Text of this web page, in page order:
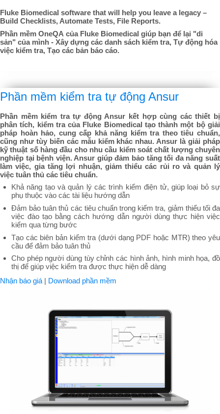
Fluke Biomedical software that will help you leave a legacy –
Build Checklists, Automate Tests, File Reports.
Phần mềm OneQA của Fluke Biomedical giúp bạn để lại "di
sản" của mình - Xây dựng các danh sách kiểm tra, Tự động hóa
việc kiểm tra, Tạo các bản báo cáo.
Phần mềm kiểm tra tự động Ansur
Phần mềm kiểm tra tự động Ansur kết hợp cùng các thiết bị
phân tích, kiểm tra của Fluke Biomedical tạo thành một bộ giải
pháp hoàn hảo, cung cấp khả năng kiểm tra theo tiêu chuẩn,
cũng như tùy biến các mẫu kiểm khác nhau. Ansur là giải pháp
kỹ thuật số hàng đầu cho nhu cầu kiểm soát chất lượng chuyên
nghiệp tại bệnh viện. Ansur giúp đảm bảo tăng tối đa năng suất
làm việc, gia tăng lợi nhuận, giảm thiểu các rủi ro và quản lý
việc tuân thủ các tiêu chuẩn.
Khả năng tạo và quản lý các trình kiểm điện tử, giúp loại bỏ sự
phụ thuộc vào các tài liệu hướng dẫn
Đảm bảo tuân thủ các tiêu chuẩn trong kiểm tra, giảm thiểu tối đa
việc đào tạo bằng cách hướng dẫn người dùng thực hiện việc
kiểm qua từng bước
Tạo các biên bản kiểm tra (dưới dạng PDF hoặc MTR) theo yêu
cầu để đảm bảo tuân thủ
Cho phép người dùng tùy chỉnh các hình ảnh, hình minh họa, đồ
thị để giúp việc kiểm tra được thực hiện dễ dàng
Nhận báo giá | Download phần mềm